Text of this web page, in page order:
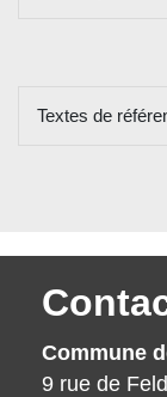
Textes de
Commune
9 rue de